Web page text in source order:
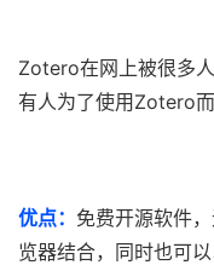
Zotero在网上被很多
有人为了使用Zotero
优点： 免费开源软件
览器结合，同时也可